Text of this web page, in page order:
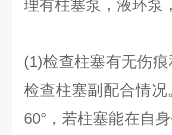
理有柱塞泵，液环泵
(1)检查柱塞有无伤
检查柱塞副配合情
60°，若柱塞能在自